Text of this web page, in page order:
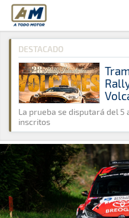
A Todo Motor ·
A Todo Motor » Noticias »
DESTACADO
La prueba se disputará del 5
inscritos